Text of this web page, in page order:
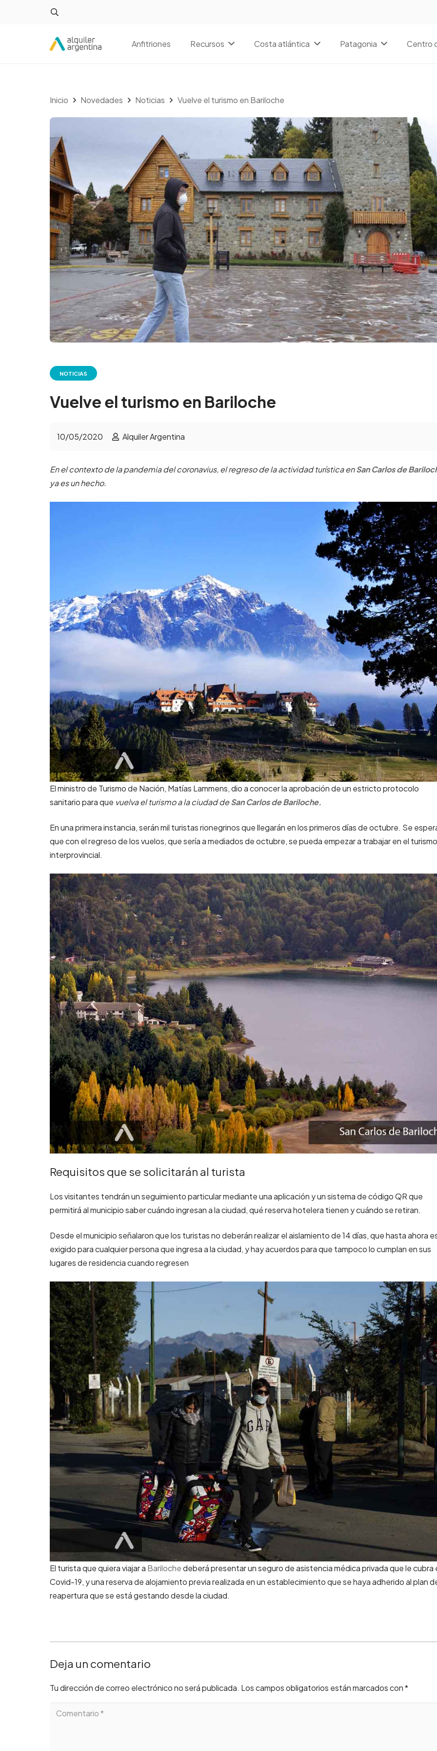
Anfitriones Recursos Costa atlántica Patagonia Centro
Inicio Novedades Noticias Vuelve el turismo en Bariloche
NOTICIAS
Vuelve el turismo en Bariloche
10/05/2020 Alquiler Argentina
En el contexto de la pandemia del coronavius, el regreso de la actividad turística enSan Carlos de
ya es un hecho.
El ministro de Turismo de Nación, Matías Lammens, dio a conocer la aprobación de un estricto protocolo
sanitario para que vuelva el turismo a la ciudad deSan Carlos de Bariloche.
En una primera instancia, serán mil turistas rionegrinos que llegarán en los primeros días de octubre. Se
que con el regreso de los vuelos, que sería a mediados de octubre, se pueda empezar a trabajar en el turismo
interprovincial.
Requisitos que se solicitarán al turista
Los visitantes tendrán un seguimiento particular mediante una aplicación y un sistema de código QR que
permitirá al municipio saber cuándo ingresan a la ciudad, qué reserva hotelera tienen y cuándo se retiran.
Desde el municipio señalaron que los turistas no deberán realizar el aislamiento de 14 días, que hasta ahora
exigido para cualquier persona que ingresa a la ciudad, y hay acuerdos para que tampoco lo cumplan en sus
lugares de residencia cuando regresen
El turista que quiera viajar a Barilochedeberá presentar un seguro de asistencia médica privada que le cubra
Covid-19, y una reserva de alojamiento previa realizada en un establecimiento que se haya adherido al plan
reapertura que se está gestando desde la ciudad.
Deja un comentario
Tu dirección de correo electrónico no será publicada. Los campos obligatorios están marcados con*